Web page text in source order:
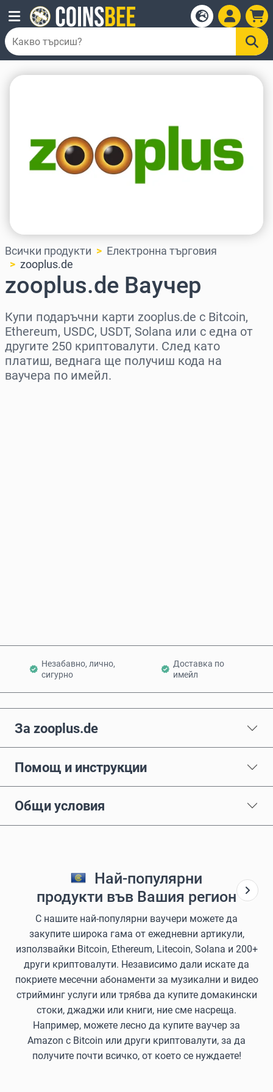
Всички продукти
Електронна търговия
zooplus.de
zooplus.de Ваучер
Купи подаръчни карти zooplus.de с Bitcoin,
Ethereum, USDC, USDT, Solana или с една от
другите 250 криптовалути. След като
платиш, веднага ще получиш кода на
ваучера по имейл.
Незабавно, лично,
сигурно
Доставка по
имейл
За zooplus.de
Помощ и инструкции
Общи условия
Най-популярни
продукти във Вашия регион
С нашите най-популярни ваучери можете да
закупите широка гама от ежедневни артикули,
използвайки Bitcoin, Ethereum, Litecoin, Solana и 200+
други криптовалути. Независимо дали искате да
покриете месечни абонаменти за музикални и видео
стрийминг услуги или трябва да купите домакински
стоки, джаджи или книги, ние сме насреща.
Например, можете лесно да купите ваучер за
Amazon с Bitcoin или други криптовалути, за да
получите почти всичко, от което се нуждаете!